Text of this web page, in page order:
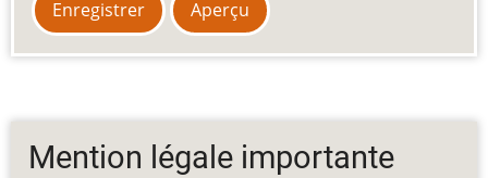
Mention légale importante